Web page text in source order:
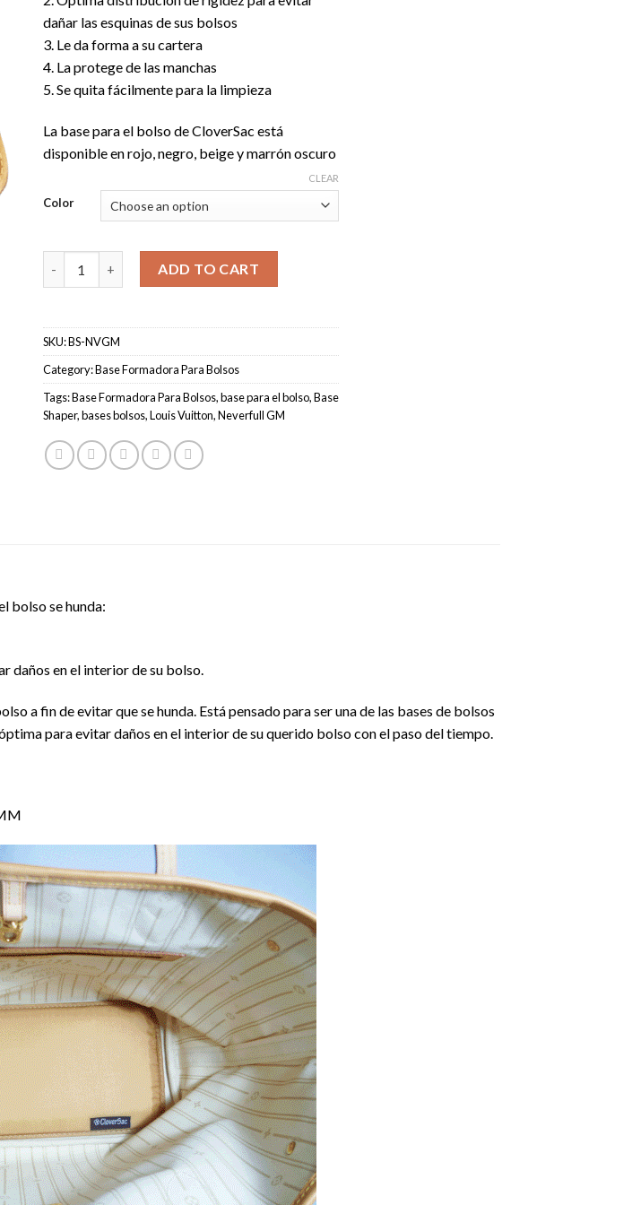
dañar las esquinas de sus bolsos
3. Le da forma a su cartera
4. La protege de las manchas
5. Se quita fácilmente para la limpieza
La base para el bolso de CloverSac está
disponible en rojo, negro, beige y marrón oscuro
Color
CLEAR
ADD TO CART
SKU:BS-NVGM
Category:Base Formadora Para Bolsos
Tags:Base Formadora Para Bolsos,base para el bolso,Base
Shaper,bases bolsos,Louis Vuitton,Neverfull GM
bolso se hunda:
daños en el interior de su bolso.
a fin de evitar que se hunda. Está pensado para ser una de las bases de bolsos
para evitar daños en el interior de su querido bolso con el paso del tiempo.